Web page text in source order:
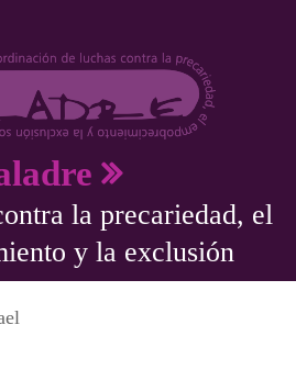
la precariedad, el
y la exclusión
usted aquí